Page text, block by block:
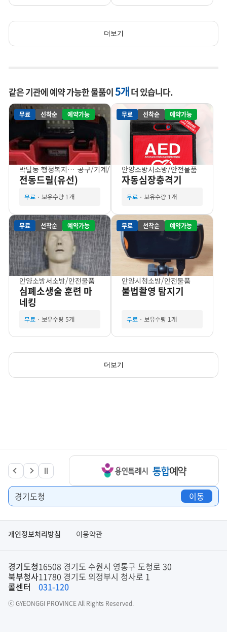
더보기
같은 기관에 예약 가능한 물품이5개더 있습니다.
무료 선착순 예약가능
박달동 행정복지센터 공구/기계/기기
전동드릴(유선)
무료 보유수량 1개
무료 선착순 예약가능
안양소방서소방/안전물품
자동심장충격기
무료 보유수량 1개
무료 선착순 예약가능
안양소방서소방/안전물품
심폐소생술 훈련 마
네킹
무료 보유수량 5개
무료 선착순 예약가능
안양시청소방/안전물품
불법촬영 탐지기
무료 보유수량 1개
더보기
경기도청 이동
개인정보처리방침 이용약관
경기도청16508 경기도 수원시 영통구 도청로 30
북부청사11780 경기도 의정부시 청사로 1
콜센터
031-120
ⓒ GYEONGGI PROVINCE All Rights Reserved.